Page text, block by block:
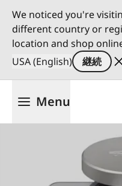
We noticed you're
different country or
location and shop
USA (English)
継続
Menu